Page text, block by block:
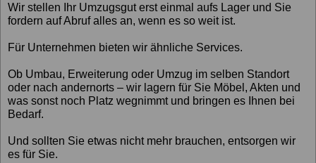
Wir stellen Ihr Umzugsgut erst einmal aufs Lager und Sie
fordern auf Abruf alles an, wenn es so weit ist.
Für Unternehmen bieten wir ähnliche Services.
Ob Umbau, Erweiterung oder Umzug im selben Standort
oder nach andernorts – wir lagern für Sie Möbel, Akten und
was sonst noch Platz wegnimmt und bringen es Ihnen bei
Bedarf.
Und sollten Sie etwas nicht mehr brauchen, entsorgen wir
es für Sie.